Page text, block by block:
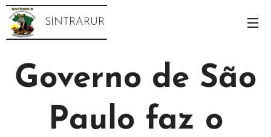
SINTRARUR
Governo de São
Paulo faz o